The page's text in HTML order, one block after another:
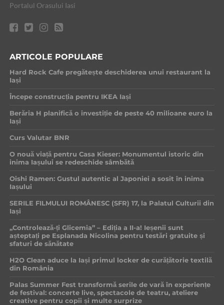
Portalul Orasului Iasi
ARTICOLE POPULARE
Hard Rock Cafe pregătește deschiderea unui restaurant la
Iași
Începe construcția pentru IKEA Iași
Berăria H planifică o investiție de peste 40 milioane euro la
Iași
Curs Valutar BNR
O nouă viață pentru Casa Kieser: Monumentul istoric din
inima Iașului se redeschide sâmbătă
Oishi Ramen: Gustul autentic al Japoniei a sosit în inima
Iașului
SERILE FILMULUI ROMÂNESC (SFR) 17, la Palatul Culturii din
Iași
„Controlează-ți Glicemia” – Ediția a II-a! Ieșenii sunt
așteptați pe Esplanada Nicolina pentru testări gratuite și
sfaturi de sănătate
H2O Clean aduce la Iași primul locker de curățătorie textilă
din România
Palas Summer Fest transformă serile de vară în experiențe
de festival: concerte live, spectacole de teatru, ateliere
creative pentru copii și multe surprize